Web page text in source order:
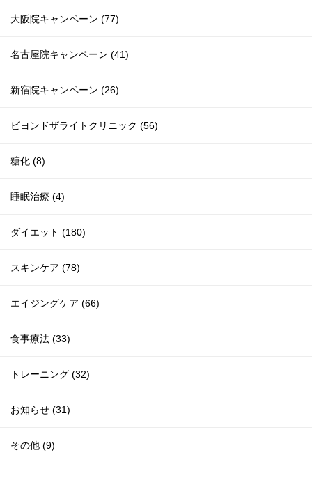
大阪院キャンペーン (77)
名古屋院キャンペーン (41)
新宿院キャンペーン (26)
ビヨンドザライトクリニック (56)
糖化 (8)
睡眠治療 (4)
ダイエット (180)
スキンケア (78)
エイジングケア (66)
食事療法 (33)
トレーニング (32)
お知らせ (31)
その他 (9)